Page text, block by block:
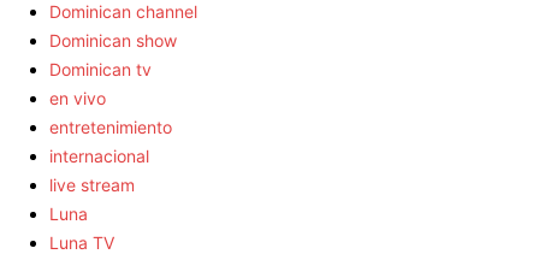
Dominican channel
Dominican show
Dominican tv
en vivo
entretenimiento
internacional
live stream
Luna
Luna TV